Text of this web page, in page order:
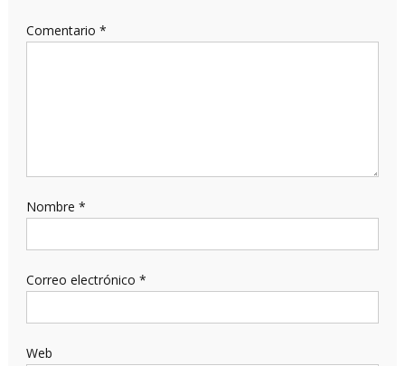
Comentario *
Nombre *
Correo electrónico *
Web